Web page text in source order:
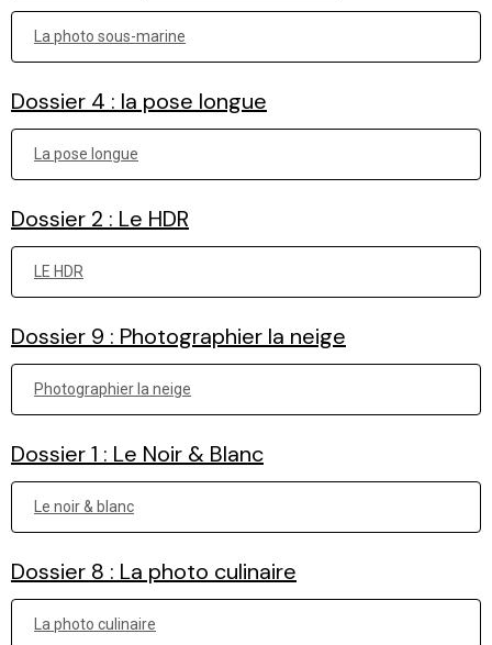
La photo sous-marine
Dossier 4 : la pose longue
La pose longue
Dossier 2 : Le HDR
LE HDR
Dossier 9 : Photographier la neige
Photographier la neige
Dossier 1 : Le Noir & Blanc
Le noir & blanc
Dossier 8 : La photo culinaire
La photo culinaire